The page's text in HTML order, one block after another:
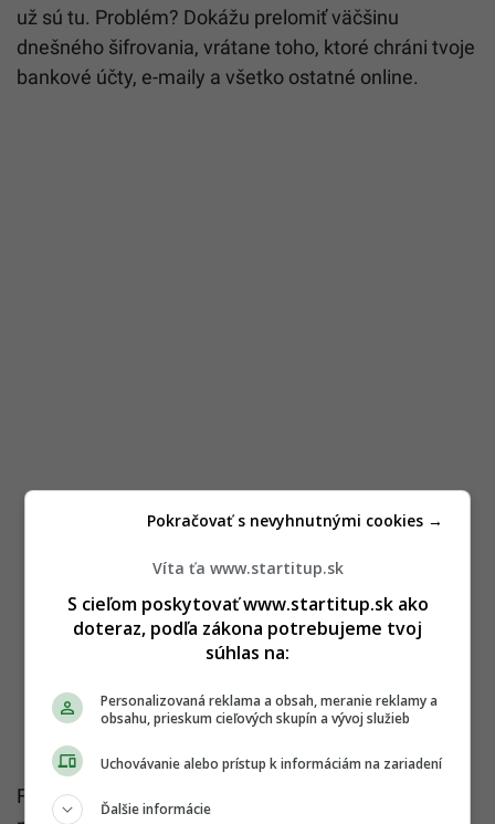
už sú tu. Problém? Dokážu prelomiť väčšinu
dnešného šifrovania, vrátane toho, ktoré chráni tvoje
bankové účty, e-maily a všetko ostatné online.
Festival sa venoval tzv. Q-Day – dňu, keď kvantové
Víta ťa www.startitup.sk
S cieľom poskytovať www.startitup.sk ako
doteraz, podľa zákona potrebujeme tvoj
súhlas na:
Personalizovaná reklama a obsah, meranie reklamy a
obsahu, prieskum cieľových skupín a vývoj služieb
Uchovávanie alebo prístup k informáciám na zariadení
Ďalšie informácie
Pokračovať s nevyhnutnými cookies →